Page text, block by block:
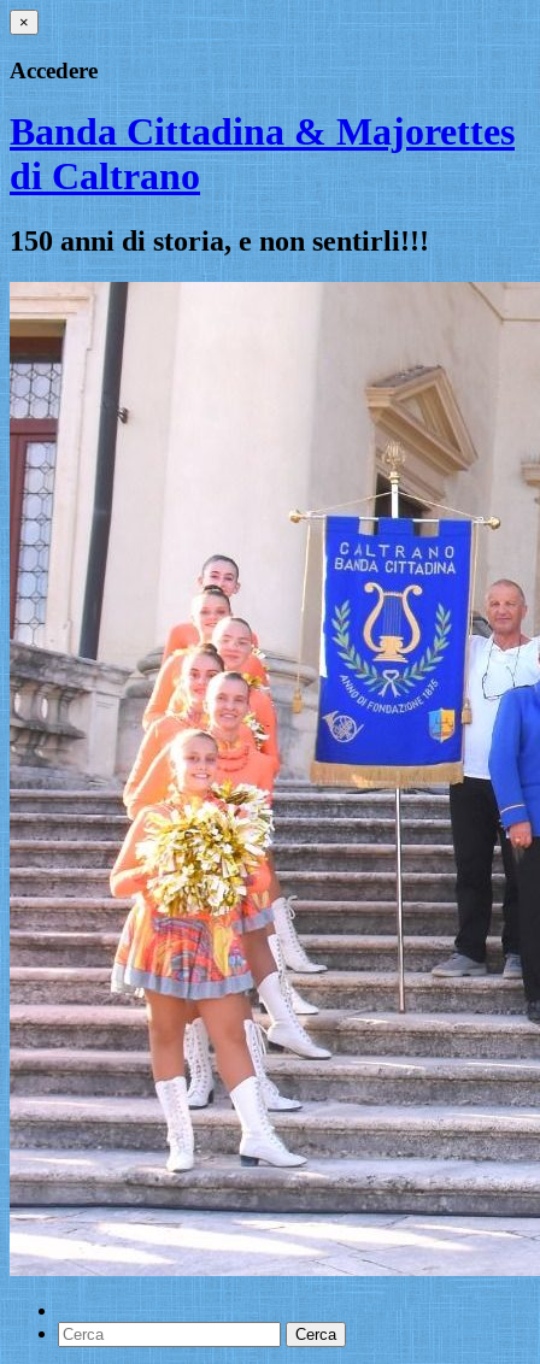
×
Accedere
Banda Cittadina & Majorettes
di Caltrano
150 anni di storia, e non sentirli!!!